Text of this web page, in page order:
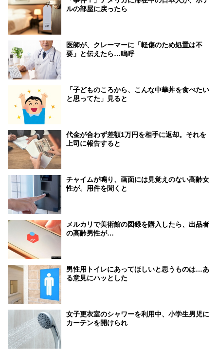
ルの部屋に戻ったら
医師が、クレーマーに「軽傷のため処置は不
要」と伝えたら…嗚呼
「子どものころから、こんな中華丼を食べたい
と思ってた」見ると
代金が合わず差額1万円を相手に返却。それを
上司に報告すると
チャイムが鳴り、画面には見覚えのない高齢女
性が。用件を聞くと
メルカリで美術館の図録を購入したら、出品者
の高齢男性が…
男性用トイレにあってほしいと思うものは…あ
る意見にハッとした
女子更衣室のシャワーを利用中、小学生男児に
カーテンを開けられ